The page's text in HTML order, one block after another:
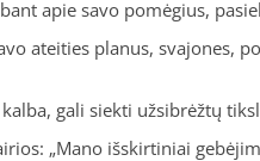
apie savo pomėgius,
ateities planus, svajones,
gali siekti užsibrėžtų
„Mano išskirtiniai